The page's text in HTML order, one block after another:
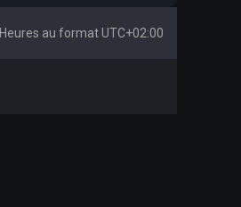
Heures au formatUTC+02:00